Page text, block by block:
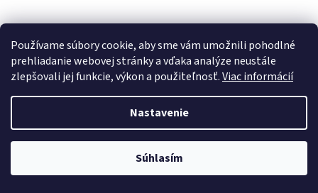
Používame súbory cookie, aby sme vám umožnili pohodlné
prehliadanie webovej stránky a vďaka analýze neustále
zlepšovali jej funkcie, výkon a použiteľnosť.Viac informácií
Nastavenie
Súhlasím
Záhradná hadica Procraft PR-4GH1315 4-vrstvová, 1/2"